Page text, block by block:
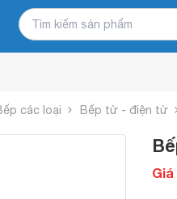
các loại Bếp từ - điện từ
Giá